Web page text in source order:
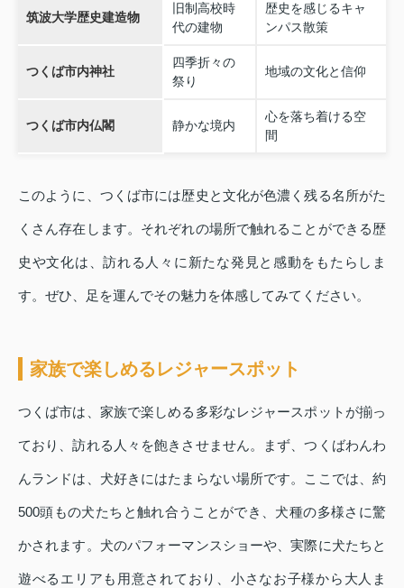
筑波大学歴史建造物
旧制高校時
代の建物
歴史を感じるキャ
ンパス散策
つくば市内神社
四季折々の
祭り
地域の文化と信仰
つくば市内仏閣 静かな境内
心を落ち着ける空
間
このように、つくば市には歴史と文化が色濃く残る名所がた
くさん存在します。それぞれの場所で触れることができる歴
史や文化は、訪れる人々に新たな発見と感動をもたらしま
す。ぜひ、足を運んでその魅力を体感してみてください。
家族で楽しめるレジャースポット
つくば市は、家族で楽しめる多彩なレジャースポットが揃っ
ており、訪れる人々を飽きさせません。まず、つくばわんわ
んランドは、犬好きにはたまらない場所です。ここでは、約
500頭もの犬たちと触れ合うことができ、犬種の多様さに驚
かされます。犬のパフォーマンスショーや、実際に犬たちと
遊べるエリアも用意されており、小さなお子様から大人ま